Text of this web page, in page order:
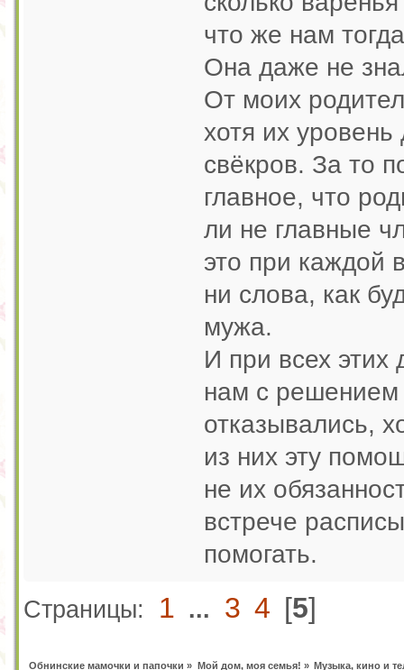
что же нам
Она даже не
От моих
хотя их
свёкров. За то
главное, что
ли не главные
это при каждой
ни слова, как
мужа.
И при всех этих
нам с решением
отказывались,
из них эту
не их
встрече
помогать.
Страницы: 1 ... 3 4 [5]
Обнинские мамочки и папочки » Мой дом, моя семья! » Музыка, кино и